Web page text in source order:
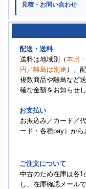
見積・お問い合わせ
配送・送料
送料は地域別（本州
円／離島は別途 ）。
複数商品や離島など
確な金額をお知らせし
お支払い
お振込み／カード／
ード・各種pay）から
ご注文について
中古のため在庫は各
し、在庫確認メール